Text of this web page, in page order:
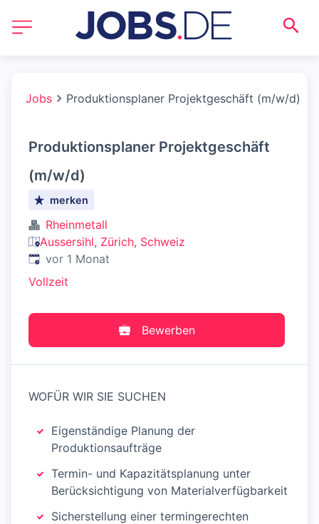
Jobs Produktionsplaner Projektgeschäft (m/w/d)
Produktionsplaner Projektgeschäft
(m/w/d)
merken
Rheinmetall
Aussersihl, Zürich, Schweiz
Veröffentlicht:
vor 1 Monat
Vollzeit
Bewerben
WOFÜR WIR SIE SUCHEN
Eigenständige Planung der
Produktionsaufträge
Termin- und Kapazitätsplanung unter
Berücksichtigung von Materialverfügbarkeit
Sicherstellung einer termingerechten